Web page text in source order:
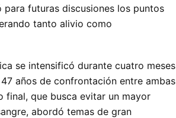
para futuras discusiones los puntos
tanto alivio como
se intensificó durante cuatro meses
años de confrontación entre ambas
final, que busca evitar un mayor
abordó temas de gran